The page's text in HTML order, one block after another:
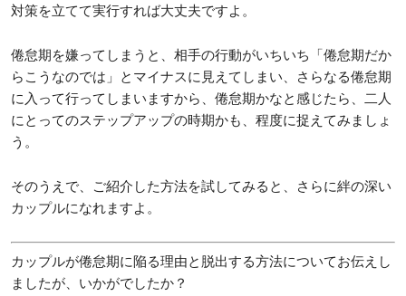
対策を立てて実行すれば大丈夫ですよ。
倦怠期を嫌ってしまうと、相手の行動がいちいち「倦怠期だか
らこうなのでは」とマイナスに見えてしまい、さらなる倦怠期
に入って行ってしまいますから、倦怠期かなと感じたら、二人
にとってのステップアップの時期かも、程度に捉えてみましょ
う。
そのうえで、ご紹介した方法を試してみると、さらに絆の深い
カップルになれますよ。
カップルが倦怠期に陥る理由と脱出する方法についてお伝えし
ましたが、いかがでしたか？